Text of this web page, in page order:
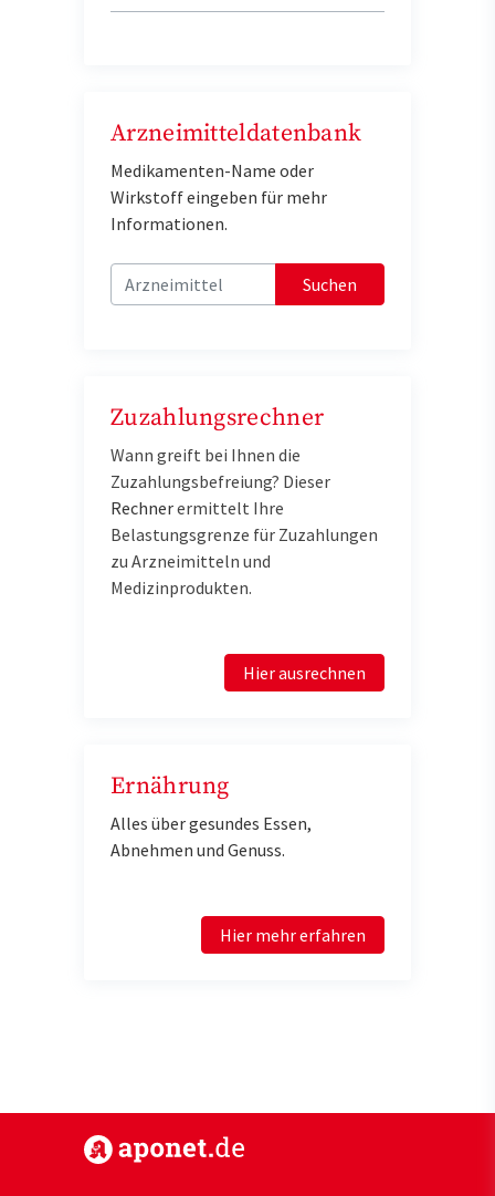
Arzneimitteldatenbank
Medikamenten-Name oder
Wirkstoff eingeben für mehr
Informationen.
Suchen
Zuzahlungsrechner
Wann greift bei Ihnen die
Zuzahlungsbefreiung? Dieser
Rechnerermittelt Ihre
Belastungsgrenze für Zuzahlungen
zu Arzneimitteln und
Medizinprodukten.
Hier ausrechnen
Ernährung
Alles über gesundes Essen,
Abnehmen und Genuss.
Hier mehr erfahren